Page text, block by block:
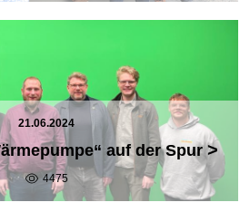
21.06.2024
auf der Spur>
4475